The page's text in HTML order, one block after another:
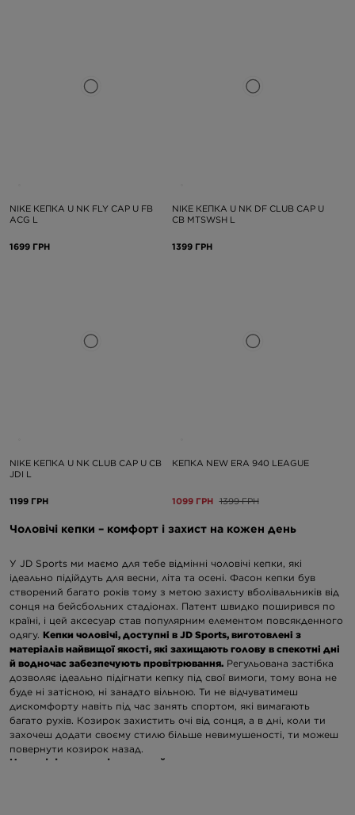
NIKE КЕПКА U NK FLY CAP U FB
ACG L
1699 ГРН
NIKE КЕПКА U NK DF CLUB CAP U
CB MTSWSH L
1399 ГРН
NIKE КЕПКА U NK CLUB CAP U CB
JDI L
1199 ГРН
КЕПКА NEW ERA 940 LEAGUE
1099 ГРН 1399 ГРН
Чоловічі кепки – комфорт і захист на кожен день
У JD Sports ми маємо для тебе відмінні чоловічі кепки, які
ідеально підійдуть для весни, літа та осені. Фасон кепки був
створений багато років тому з метою захисту вболівальників від
сонця на бейсбольних стадіонах. Патент швидко поширився по
країні, і цей аксесуар став популярним елементом повсякденного
одягу. Кепки чоловічі, доступні в JD Sports, виготовлені з
матеріалів найвищої якості, які захищають голову в спекотні дні
й водночас забезпечують провітрювання. Регульована застібка
дозволяє ідеально підігнати кепку під свої вимоги, тому вона не
буде ні затісною, ні занадто вільною. Ти не відчуватимеш
дискомфорту навіть під час занять спортом, які вимагають
багато рухів. Козирок захистить очі від сонця, а в дні, коли ти
захочеш додати своєму стилю більше невимушеності, ти можеш
повернути козирок назад.
Чоловічі кепки – ідеальний аксесуар на кожен день